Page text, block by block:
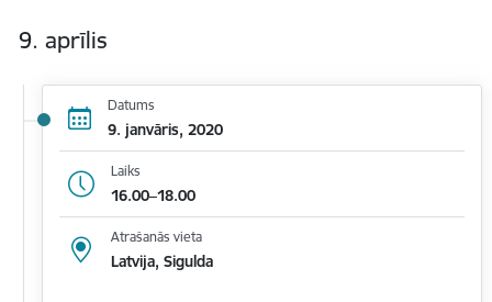
9. aprīlis
Datums
9. janvāris, 2020
Laiks
16.00–18.00
Atrašanās vieta
Latvija, Sigulda